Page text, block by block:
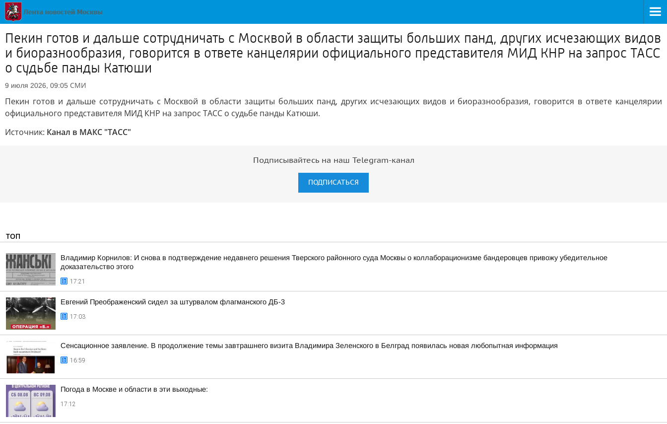
Пекин готов и дальше сотрудничать с Москвой в области защиты больших панд, других исчезающих видов
и биоразнообразия, говорится в ответе канцелярии официального представителя МИД КНР на запрос ТАСС
о судьбе панды Катюши
9 июля 2026, 09:05 СМИ
Пекин готов и дальше сотрудничать с Москвой в области защиты больших панд, других исчезающих видов и биоразнообразия, говорится в ответе канцелярии
официального представителя МИД КНР на запрос ТАСС о судьбе панды Катюши.
Источник: Канал в МАКС "ТАСС"
Подписывайтесь на наш Telegram-канал
ПОДПИСАТЬСЯ
ТОП
Владимир Корнилов: И снова в подтверждение недавнего решения Тверского районного суда Москвы о коллаборационизме бандеровцев привожу убедительное
доказательство этого
17:21
Евгений Преображенский сидел за штурвалом флагманского ДБ-3
17:03
Сенсационное заявление. В продолжение темы завтрашнего визита Владимира Зеленского в Белград появилась новая любопытная информация
16:59
Погода в Москве и области в эти выходные:
17:12